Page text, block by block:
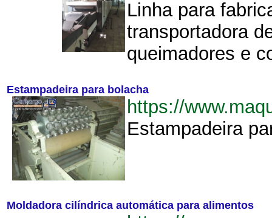
Linha para
transportadora
queimadores e
Estampadeira para bolacha
https://
Estampadeira
Moldadora cilíndrica automática para alimentos